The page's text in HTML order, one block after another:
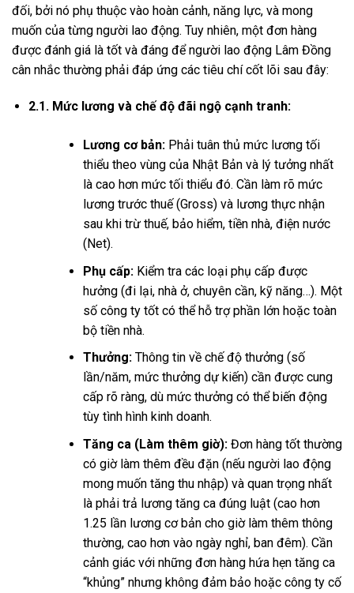
đối, bởi nó phụ thuộc vào hoàn cảnh, năng lực, và mong
muốn của từng người lao động. Tuy nhiên, một đơn hàng
được đánh giá là tốt và đáng để người lao động Lâm Đồng
cân nhắc thường phải đáp ứng các tiêu chí cốt lõi sau đây:
2.1. Mức lương và chế độ đãi ngộ cạnh tranh:
Lương cơ bản:Phải tuân thủ mức lương tối
thiểu theo vùng của Nhật Bản và lý tưởng nhất
là cao hơn mức tối thiểu đó. Cần làm rõ mức
lương trước thuế (Gross) và lương thực nhận
sau khi trừ thuế, bảo hiểm, tiền nhà, điện nước
(Net).
Phụ cấp:Kiểm tra các loại phụ cấp được
hưởng (đi lại, nhà ở, chuyên cần, kỹ năng…). Một
số công ty tốt có thể hỗ trợ phần lớn hoặc toàn
bộ tiền nhà.
Thưởng:Thông tin về chế độ thưởng (số
lần/năm, mức thưởng dự kiến) cần được cung
cấp rõ ràng, dù mức thưởng có thể biến động
tùy tình hình kinh doanh.
Tăng ca (Làm thêm giờ):Đơn hàng tốt thường
có giờ làm thêm đều đặn (nếu người lao động
mong muốn tăng thu nhập) và quan trọng nhất
là phải trả lương tăng ca đúng luật (cao hơn
1.25 lần lương cơ bản cho giờ làm thêm thông
thường, cao hơn vào ngày nghỉ, ban đêm). Cần
cảnh giác với những đơn hàng hứa hẹn tăng ca
“khủng” nhưng không đảm bảo hoặc công ty cố